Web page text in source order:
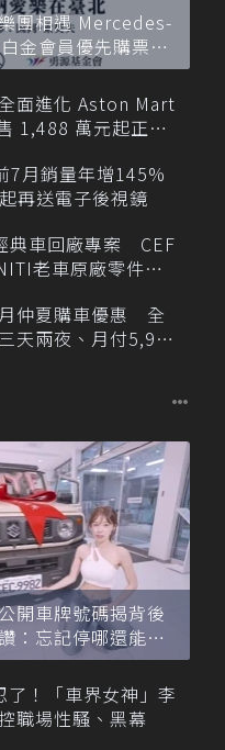
團相遇 Mercedes-
金會員優先購票維
面進化 Aston Mart
1,488 萬元起正式
7月銷量年增145%
再送電子後視鏡
典車回廠專案 CEF
老車原廠零件最
仲夏購車優惠 全
天兩夜、月付5,900
開車牌號碼揭背後
：忘記停哪還能幫
了！「車界女神」李
職場性騷、黑幕